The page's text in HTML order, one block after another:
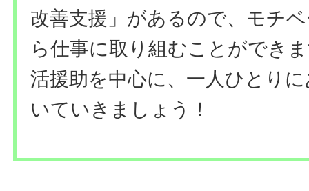
改善支援」があるので、モチ
ら仕事に取り組むことができ
活援助を中心に、一人ひとり
いていきましょう！